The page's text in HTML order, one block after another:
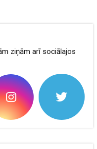
ziņām arī sociālajos